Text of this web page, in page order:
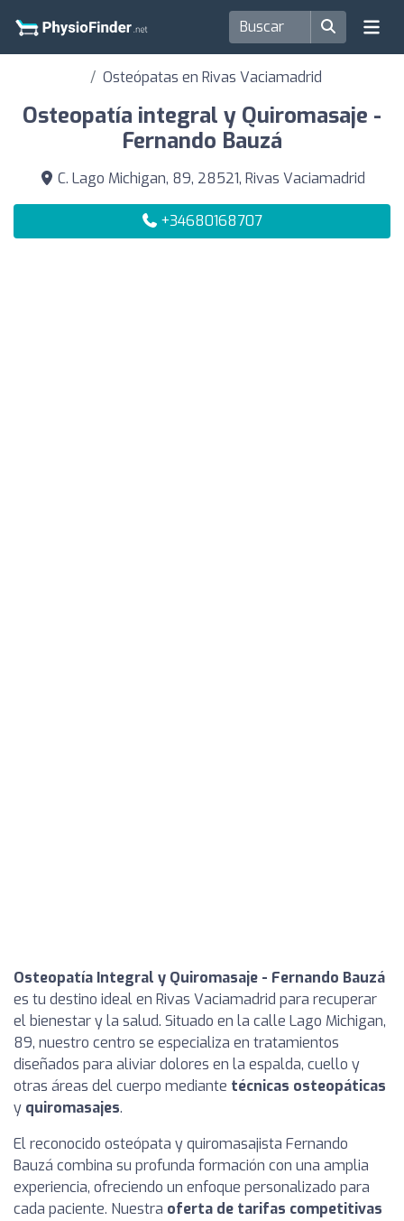
Osteópatas en Rivas Vaciamadrid
Osteopatía integral y Quiromasaje -
Fernando Bauzá
C. Lago Michigan, 89, 28521, Rivas Vaciamadrid
+34680168707
Osteopatía Integral y Quiromasaje - Fernando Bauzá
es tu destino ideal en Rivas Vaciamadrid para recuperar
el bienestar y la salud. Situado en la calle Lago Michigan,
89, nuestro centro se especializa en tratamientos
diseñados para aliviar dolores en la espalda, cuello y
otras áreas del cuerpo mediante técnicas osteopáticas
y quiromasajes.
El reconocido osteópata y quiromasajista Fernando
Bauzá combina su profunda formación con una amplia
experiencia, ofreciendo un enfoque personalizado para
cada paciente. Nuestra oferta de tarifas competitivas